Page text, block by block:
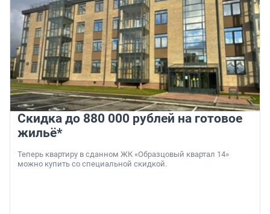
Скидка до 880 000 рублей на готовое
жильё*
Теперь квартиру в сданном ЖК «Образцовый квартал 14»
можно купить со специальной скидкой.